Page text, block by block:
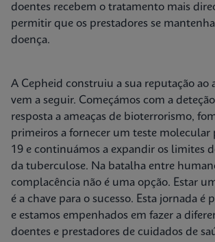
doentes recebem o tratamento mais
permitir que os prestadores se
doença.
A Cepheid construiu a sua reputação ao
vem a seguir. Começámos com a
resposta a ameaças de bioterrorismo,
primeiros a fornecer um teste molecular
19 e continuámos a expandir os limites
da tuberculose. Na batalha entre
complacência não é uma opção. Estar
é a chave para o sucesso. Esta jornada é
e estamos empenhados em fazer a
doentes e prestadores de cuidados de